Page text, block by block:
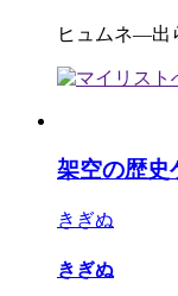
ヒュムネ―
架空の歴史
きぎぬ
きぎぬ